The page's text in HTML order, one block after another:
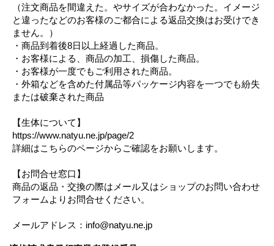
（注文商品を間違えた。やサイズが合わなかった。イメージ
と違ったなどのお客様のご都合による返品交換はお受けでき
ません。）
・商品到着後8日以上経過した商品。
・お客様による、商品の加工、損傷した商品。
・お客様が一度でもご利用された商品。
・外箱などを含めた付属品等パッケージ内容を一つでも紛失
または破棄された商品
【生体について】
https://www.natyu.ne.jp/page/2
詳細はこちらのページからご確認をお願いします。
【お問合せ窓口】
商品の返品・交換の際はメール又はショップのお問い合わせ
フォームよりお問合せください。
メールアドレス：info@natyu.ne.jp